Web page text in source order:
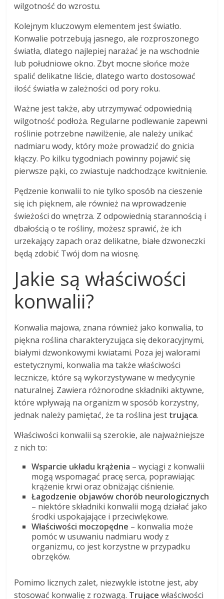
wilgotność do wzrostu.
Kolejnym kluczowym elementem jest światło.
Konwalie potrzebują jasnego, ale rozproszonego
światła, dlatego najlepiej narażać je na wschodnie
lub południowe okno. Zbyt mocne słońce może
spalić delikatne liście, dlatego warto dostosować
ilość światła w zależności od pory roku.
Ważne jest także, aby utrzymywać odpowiednią
wilgotność podłoża. Regularne podlewanie zapewni
roślinie potrzebne nawilżenie, ale należy unikać
nadmiaru wody, który może prowadzić do gnicia
kłączy. Po kilku tygodniach powinny pojawić się
pierwsze pąki, co zwiastuje nadchodzące kwitnienie.
Pędzenie konwalii to nie tylko sposób na cieszenie
się ich pięknem, ale również na wprowadzenie
świeżości do wnętrza. Z odpowiednią starannością i
dbałością o te rośliny, możesz sprawić, że ich
urzekający zapach oraz delikatne, białe dzwoneczki
będą zdobić Twój dom na wiosnę.
Jakie są właściwości
konwalii?
Konwalia majowa, znana również jako konwalia, to
piękna roślina charakteryzująca się dekoracyjnymi,
białymi dzwonkowymi kwiatami. Poza jej walorami
estetycznymi, konwalia ma także właściwości
lecznicze, które są wykorzystywane w medycynie
naturalnej. Zawiera różnorodne składniki aktywne,
które wpływają na organizm w sposób korzystny,
jednak należy pamiętać, że ta roślina jest trująca.
Właściwości konwalii są szerokie, ale najważniejsze
z nich to:
Wsparcie układu krążenia – wyciągi z konwalii
mogą wspomagać pracę serca, poprawiając
krążenie krwi oraz obniżając ciśnienie.
Łagodzenie objawów chorób neurologicznych
– niektóre składniki konwalii mogą działać jako
środki uspokajające i przeciwlękowe.
Właściwości moczopędne – konwalia może
pomóc w usuwaniu nadmiaru wody z
organizmu, co jest korzystne w przypadku
obrzęków.
Pomimo licznych zalet, niezwykle istotne jest, aby
stosować konwalię z rozwagą. Trujące właściwości